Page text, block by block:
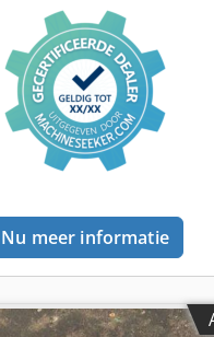
Masttype: Triplex
zonder garantie
type: Polyurethaan
Lastrollen polyurethaan
Polyurethaan Dkjdpfxjzh
Aandrijfwiel polyurethaan
250Ah Batterij fabrikant:
batterij: 2022
of aansprakelijkheid
volledige vrije
zijden heffen en dalen,
aquamatik, externe lader
Nu meer informatie